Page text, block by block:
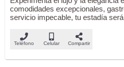
comodidades excepcionales,
servicio impecable, tu estadía
Teléfono Celular Compartir